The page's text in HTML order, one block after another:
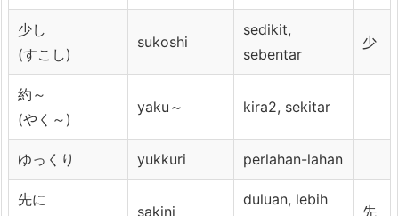
少し
(すこし)
sukoshi
sedikit,
sebentar
少
約～
(やく～)
yaku～ kira2, sekitar
ゆっくり yukkuri perlahan-lahan
先に
sakini
duluan, lebih
先